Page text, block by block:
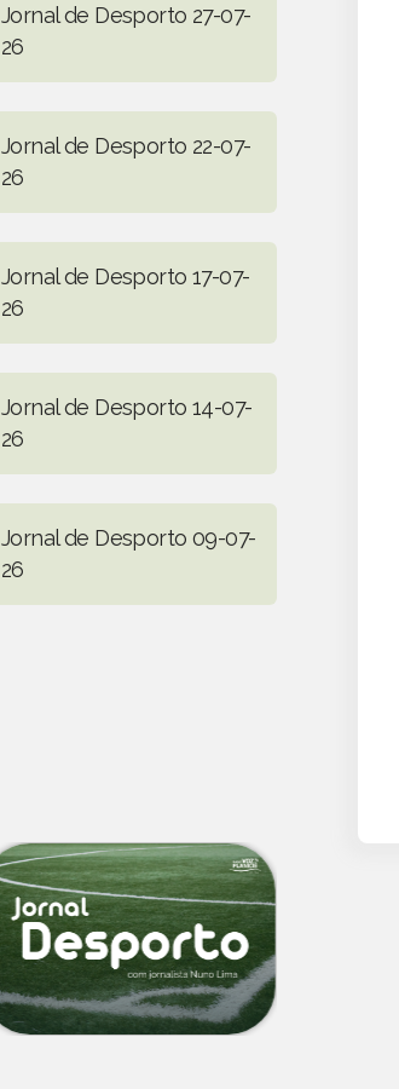
Jornal de Desporto 27-07-
26
Jornal de Desporto 22-07-
26
Jornal de Desporto 17-07-
26
Jornal de Desporto 14-07-
26
Jornal de Desporto 09-07-
26